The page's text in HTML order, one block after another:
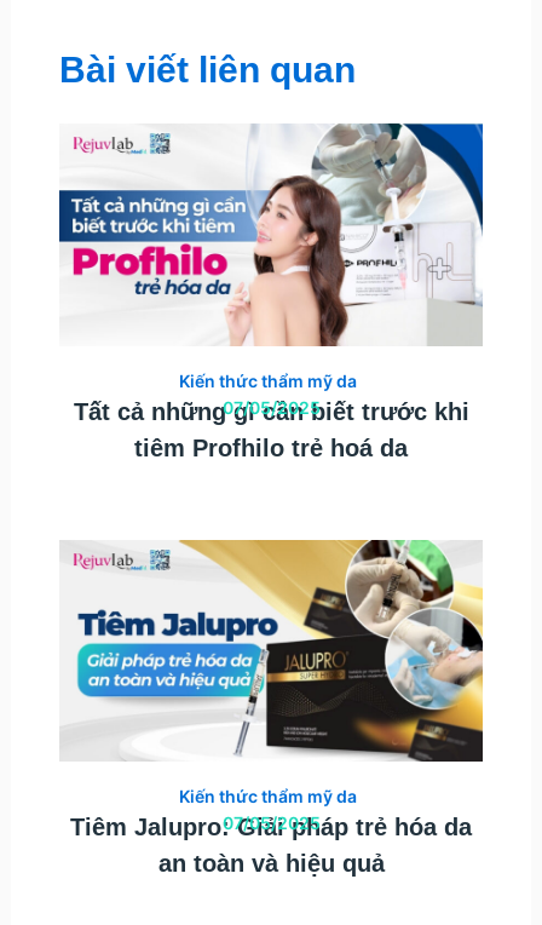
Bài viết liên quan
Tất cả những gì cần biết trước khi
tiêm Profhilo trẻ hoá da
Kiến thức thẩm mỹ da
07/05/2025
Tiêm Jalupro: Giải pháp trẻ hóa da
an toàn và hiệu quả
Kiến thức thẩm mỹ da
07/05/2025